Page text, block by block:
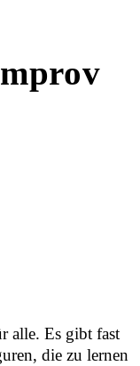
alle. Es gibt fast
die zu lernen